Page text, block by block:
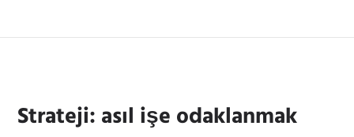
Strateji: asıl işe odaklanmak